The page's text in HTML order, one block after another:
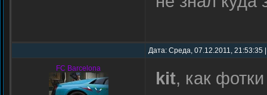
Дата: Среда, 07.12.2011,
FC Barcelona kit, как